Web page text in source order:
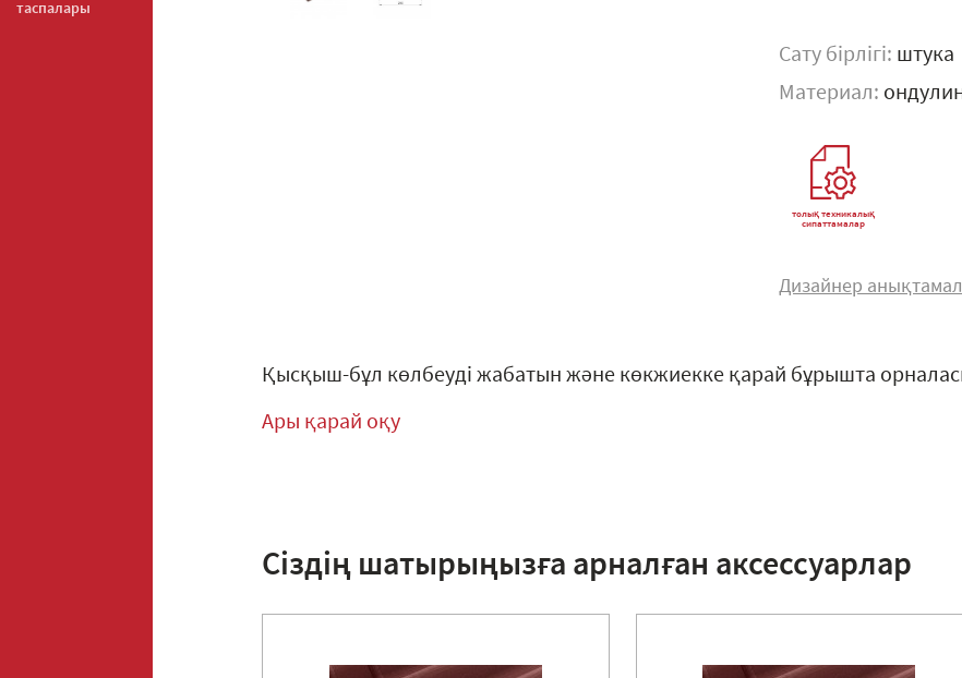
таспалары
Сату бірлігі: штука
Материал:
толық техникалық
сипаттамалар
Дизайнер
Қысқыш-бұл көлбеуді жабатын және көкжиекке қарай бұрышта
Ары қарай оқу
Сіздің шатырыңызға арналған аксессуарлар